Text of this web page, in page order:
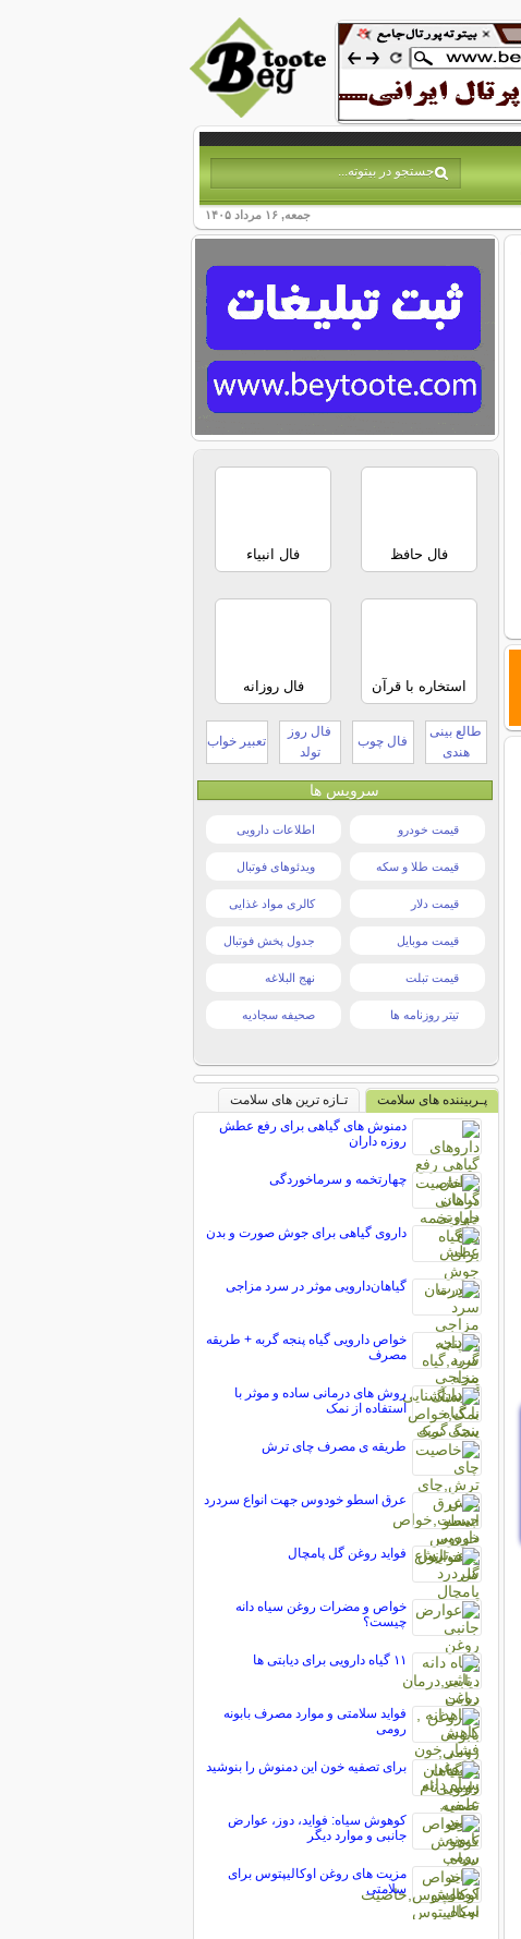
جمعه, ۱۶ مرداد ۱۴۰۵
فال حافظ فال انبیاء
استخاره با قرآن فال روزانه
طالع بینی
هندی
فال چوب
فال روز
تولد
تعبیر خواب
سرویس ها
قیمت خودرو اطلاعات دارویی
قیمت طلا و سکه ویدئوهای فوتبال
قیمت دلار کالری مواد غذایی
قیمت موبایل جدول پخش فوتبال
قیمت تبلت نهج البلاغه
تیتر روزنامه ها صحیفه سجادیه
پـربیننده های سلامت
تـازه ترین های سلامت
دمنوش های گیاهی برای رفع عطش
روزه داران
چهارتخمه و سرماخوردگی
داروی گیاهی برای جوش صورت و بدن
گیاهان‌دارویی موثر در سرد مزاجی
خواص دارویی گیاه پنجه گربه + طریقه
مصرف
روش های درمانی ساده و موثر با
استفاده از نمک
طریقه ی مصرف چای ترش
عرق اسطو خودوس جهت انواع سردرد
فواید روغن گل پامچال
خواص و مضرات روغن سیاه دانه
چیست؟
۱۱ گیاه دارویی برای دیابتی ها
فواید سلامتی و موارد مصرف بابونه
رومی
برای تصفیه خون این دمنوش را بنوشید
کوهوش سیاه: فواید، دوز، عوارض
جانبی و موارد دیگر
مزیت های روغن اوکالیپتوس برای
سلامتی